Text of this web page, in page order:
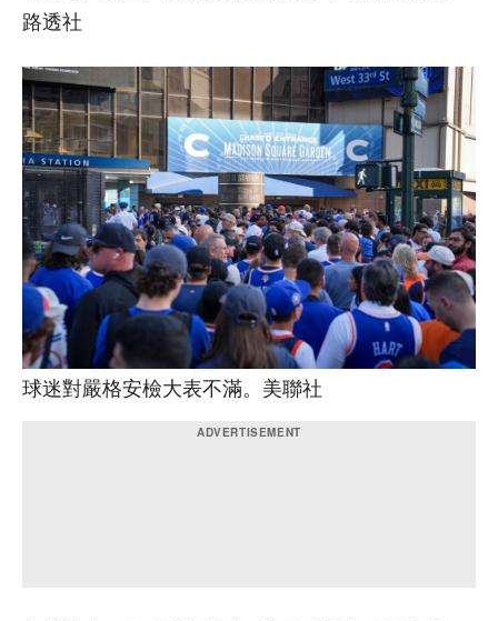
路透社
球迷對嚴格安檢大表不滿。美聯社